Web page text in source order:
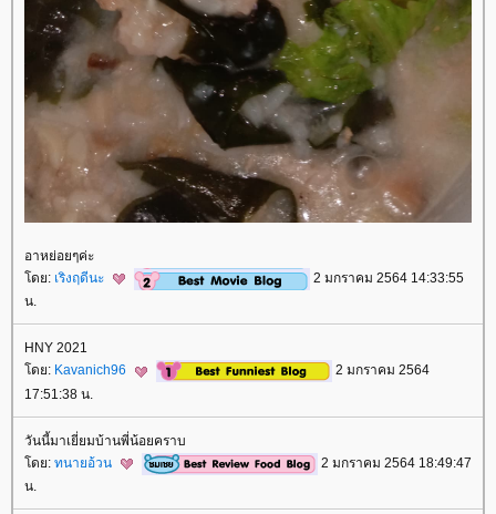
อาหย่อยๆค่ะ
ดย: เริงฤดีนะ
2 มกราคม 2564 14:33:55
น.
HNY 2021
ดย: Kavanich96
2 มกราคม 2564
17:51:38 น.
วันนี้มาเยี่ยมบ้านพี่น้อยคราบ
ดย: ทนายอ้วน
2 มกราคม 2564 18:49:47
น.